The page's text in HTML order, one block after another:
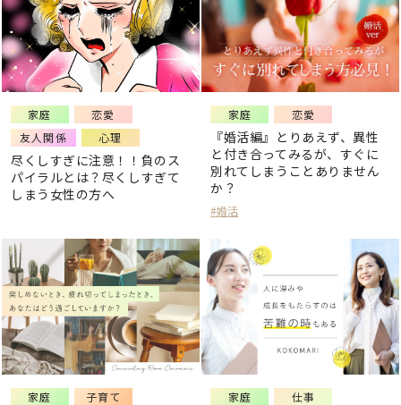
家庭
恋愛
友人関係
心理
尽くしすぎに注意！！負のス
パイラルとは？尽くしすぎて
しまう女性の方へ
家庭 恋愛
『婚活編』とりあえず、異性
と付き合ってみるが、すぐに
別れてしまうことありません
か？
#婚活
家庭
子育て
家庭
仕事